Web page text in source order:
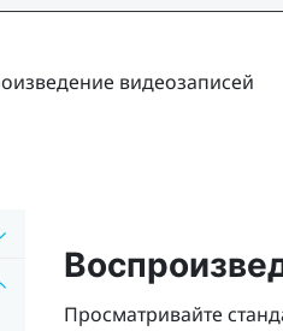
видеозаписей
Просматривайте